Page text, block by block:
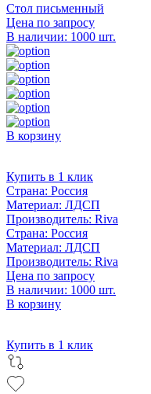
Стол письменный
Цена по запросу
В наличии: 1000 шт.
В корзину
Купить в 1 клик
Страна: Россия
Материал: ЛДСП
Производитель: Riva
Страна: Россия
Материал: ЛДСП
Производитель: Riva
Цена по запросу
В наличии: 1000 шт.
В корзину
Купить в 1 клик